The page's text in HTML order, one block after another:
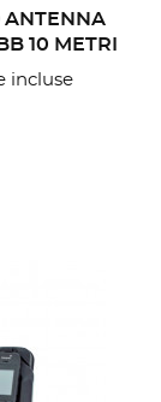
ANTENNA
10 METRI
incluse